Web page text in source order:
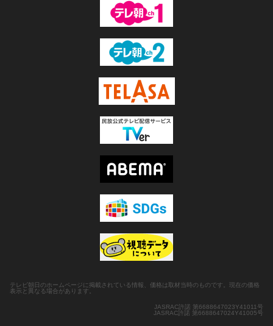
テレビ朝日のホームページに掲載されている情報、価格は取材当時のものです。現在の価格
表示と異なる場合があります。
JASRAC許諾 第6688647023Y41011号
JASRAC許諾 第6688647024Y41005号